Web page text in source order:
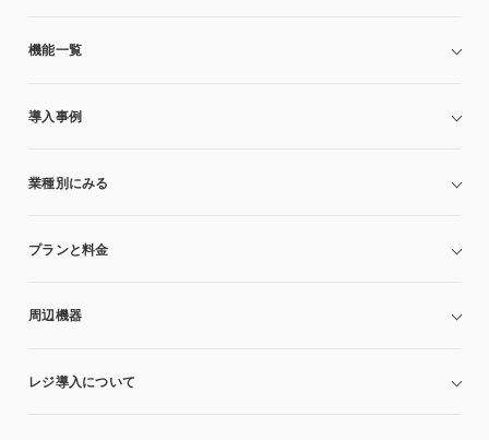
機能一覧
導入事例
業種別にみる
プランと料金
周辺機器
レジ導入について